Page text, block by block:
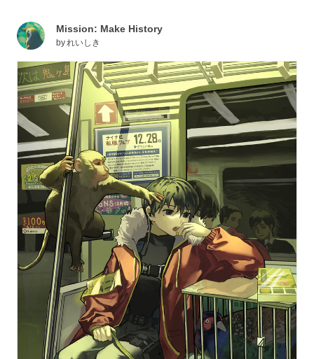
Mission: Make History
byれいしき